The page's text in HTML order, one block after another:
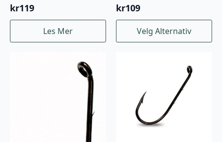
kr119
Les Mer
kr109
Velg Alternativ
Dette
produktet
velges
produktsiden